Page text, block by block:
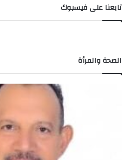
تابعنا على فيسبوك
الصحة والمرأة